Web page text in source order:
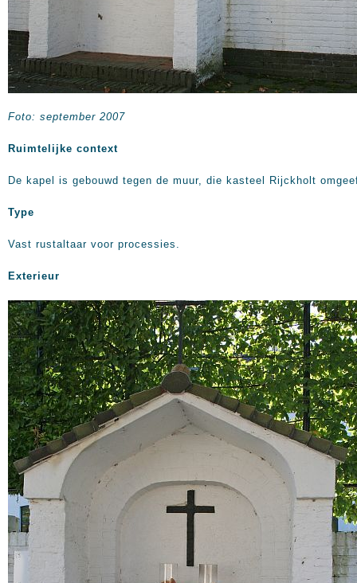
Foto: september 2007
Ruimtelijke context
De kapel is gebouwd tegen de muur, die kasteel Rijckholt
Type
Vast rustaltaar voor processies.
Exterieur